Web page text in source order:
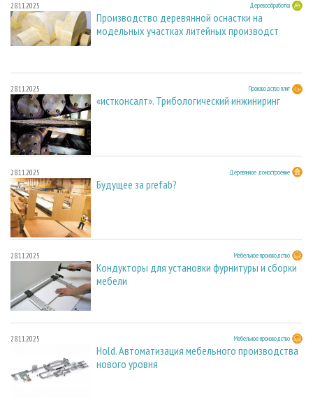
28.11.2025 Деревообработка
Производство деревянной оснастки на
модельных участках литейных производст
28.11.2025 Производство плит
«истконсалт». Трибологический инжиниринг
28.11.2025 Деревянное домостроение
Будущее за prefab?
28.11.2025 Мебельное производство
Кондукторы для установки фурнитуры и сборки
мебели
28.11.2025 Мебельное производство
Hold. Автоматизация мебельного производства
нового уровня